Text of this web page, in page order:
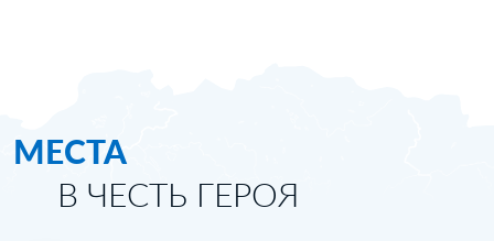
МЕСТА
В ЧЕСТЬ ГЕРОЯ